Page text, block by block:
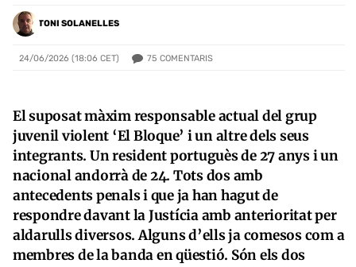
TONI SOLANELLES
24/06/2026 (18:06 CET) 75 COMENTARIS
El suposat màxim responsable actual del grup
juvenil violent ‘El Bloque’ i un altre dels seus
integrants. Un resident portuguès de 27 anys i un
nacional andorrà de 24. Tots dos amb
antecedents penals i que ja han hagut de
respondre davant la Justícia amb anterioritat per
aldarulls diversos. Alguns d’ells ja comesos com a
membres de la banda en qüestió. Són els dos